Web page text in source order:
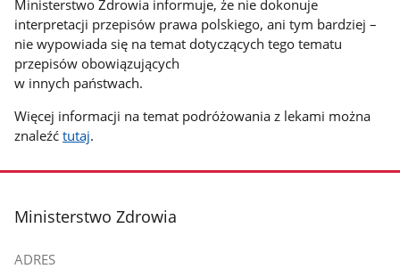
Ministerstwo Zdrowia informuje, że nie dokonuje
interpretacji przepisów prawa polskiego, ani tym bardziej –
nie wypowiada się na temat dotyczących tego tematu
przepisów obowiązujących
w innych państwach.
Więcej informacji na temat podróżowania z lekami można
znaleźćtutaj.
stopka
Ministerstwo Zdrowia
ADRES